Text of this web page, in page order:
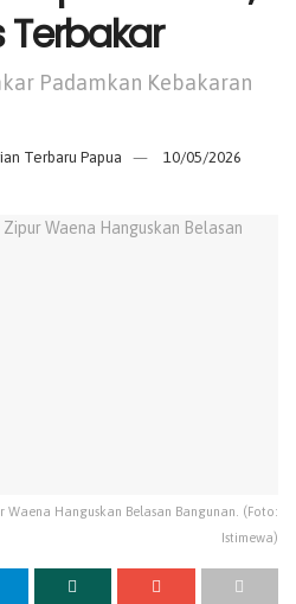
Terbakar
Padamkan Kebakaran
Terbaru Papua
10/05/2026
Waena Hanguskan Belasan Bangunan. (Foto:
Istimewa)